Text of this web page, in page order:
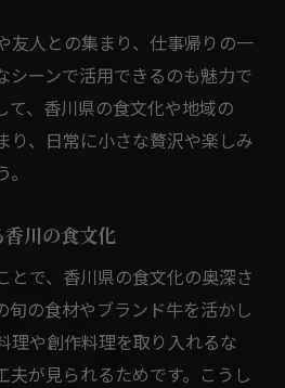
友人との集まり、仕事帰りの一
シーンで活用できるのも魅力で
て、香川県の食文化や地域の
り、日常に小さな贅沢や楽しみ
川の食文化
とで、香川県の食文化の奥深さ
旬の食材やブランド牛を活かし
理や創作料理を取り入れるな
夫が見られるためです。こうし